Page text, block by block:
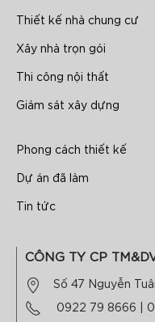
Thiết kế nhà chung cư
Xây nhà trọn gói
Thi công nội thất
Giám sát xây dựng
Phong cách thiết kế
Dự án đã làm
Tin tức
CÔNG TY CP
Số 47 Nguyễn
0922 79 8666 |